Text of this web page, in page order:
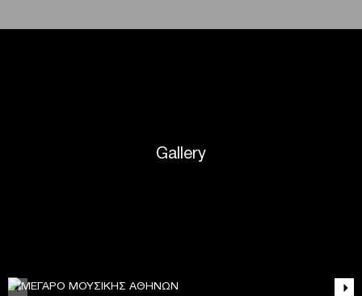
Gallery